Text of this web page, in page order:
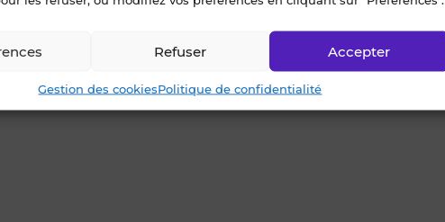
Accepter
Refuser
Gestion des cookiesPolitique de confidentialité